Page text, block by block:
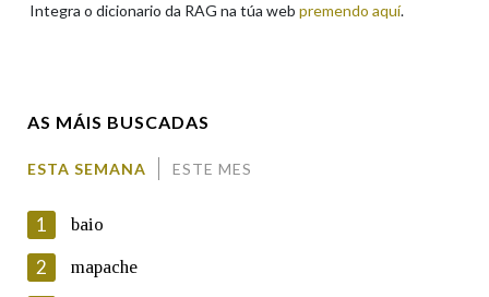
Integra o dicionario da RAG na túa web premendo aquí.
AS MÁIS BUSCADAS
ESTA SEMANA ESTE MES
1 baio
2 mapache